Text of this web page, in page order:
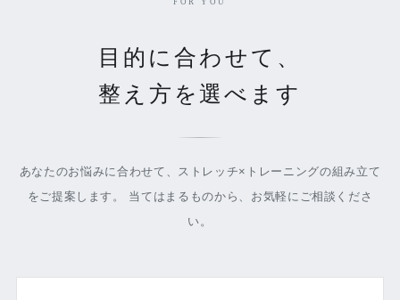
FOR YOU
目的に合わせて、
整え方を選べます
あなたのお悩みに合わせて、ストレッチ×トレーニングの組み立て
をご提案します。 当てはまるものから、お気軽にご相談くださ
い。